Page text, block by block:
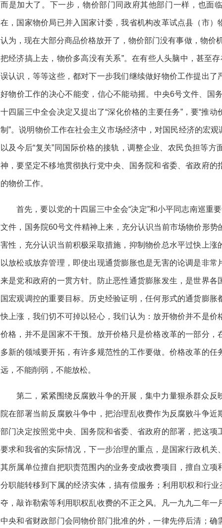
而是加大了。下一步，物价部门同政府其他部门一样，也面
在，国家物价局已并入国家计委，我省机构改革试点县（市
认为，现在大部分商品价格放开了，物价部门没有事做，物价
把经济搞上去，物价多高没有关系”。在有些人头脑中，甚至
误认识，等等这些，都对下一步我们继续做好物价工作提出
好物价工作的决心不能变，信心不能动摇。中央6号文件、国
十四届三中全会决定又提出了“深化价格的主要任务”，要“推
制”。说明物价工作在社会主义市场经济中，对国民经济的宏
以及今后“复关”同国际价格的接轨，调整企业、农民负担等
神，要坚定不移地贯彻执行党中央、国务院和省委、省政府
的物价工作。
首先，要以党的十四届三中全会“决定”和小平同志南巡重
文件，国务院60号文件精神上来，充分认识当前市场物价形
害性，充分认识当前积极采取措施，抑制物价总水平过快上
以放松或放弃管理，即使出现通货膨胀也是无害的论调是非
来是党和政府的一贯方针。防止恶性通货膨胀发生，是世界
国宏观调控的重要目标。历史经验证明，任何形式的通货膨
快上涨，我们切不可掉以轻心，我们认为：放开物价并不是
价格，并不是国家不干预。放开价格只是价格改革的一部分
多新的领域要开拓，有许多规范性的工作要做。价格改革的
远，不能削弱，不能放松。
第二，紧紧围绕反腐败斗争的开展，集中力量狠杀群众
院在部署当前反腐败斗争中，把治理乱收费作为反腐败斗争
部门决定按照党中央、国务院和省委、省政府的部署，把这
要求和我省的实际情况，下一步治理的重点，是国家行政机
其所属单位擅自把职责范围内的业务变成收费项目，擅自立
分职能转移到下属的经济实体，搞有偿服务；利用职权和行业
夺，敲诈勒索等利用职权乱收费的不正之风。凡一九九二年
中央和省财政部门会同物价部门批准的外，一律先停后清；